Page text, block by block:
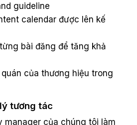
guideline
calendar được lên kế
bài đăng để tăng khả
của thương hiệu trong
tương tác
manager của chúng tôi làm